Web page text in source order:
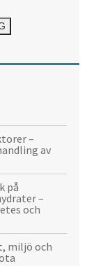
–
av
på
–
och
miljö och